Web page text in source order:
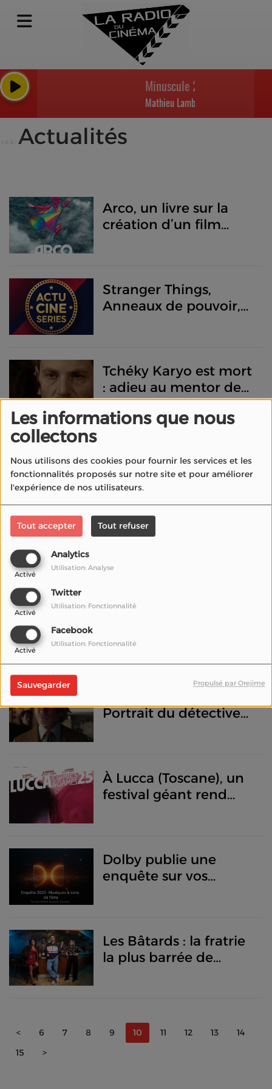
Les informations que nous
collectons
Nous utilisons des cookies pour fournir les services et les
fonctionnalités proposés sur notre site et pour améliorer
l'expérience de nos utilisateurs.
Tout accepter Tout refuser
Analytics
Activé
Utilisation: Analyse
Twitter
Activé
Utilisation: Fonctionnalité
Facebook
Activé
Utilisation: Fonctionnalité
Sauvegarder Propulsé par Orejime
Minuscule 2 : Les
Mathieu Lamboley
Actualités
Arco, un livre sur la
création d’un film
Stranger Things,
Anneaux de pouvoir,
Tchéky Karyo est mort
: adieu au mentor de
Nikita et à une gueule
du cinéma Français
: MONSTA X célèbre
ses 10 ans avec un
show filmé immersif
au cinéma
À 94 ans John Williams
en 2026 !
Portrait du détective
À Lucca (Toscane), un
festival géant rend
exceptionnel mêlant
mangas, pop culture,
Dolby publie une
enquête sur vos
Les Bâtards : la fratrie
la plus barrée de
< 6 7 8 9 10 11 12 13
14
15
>